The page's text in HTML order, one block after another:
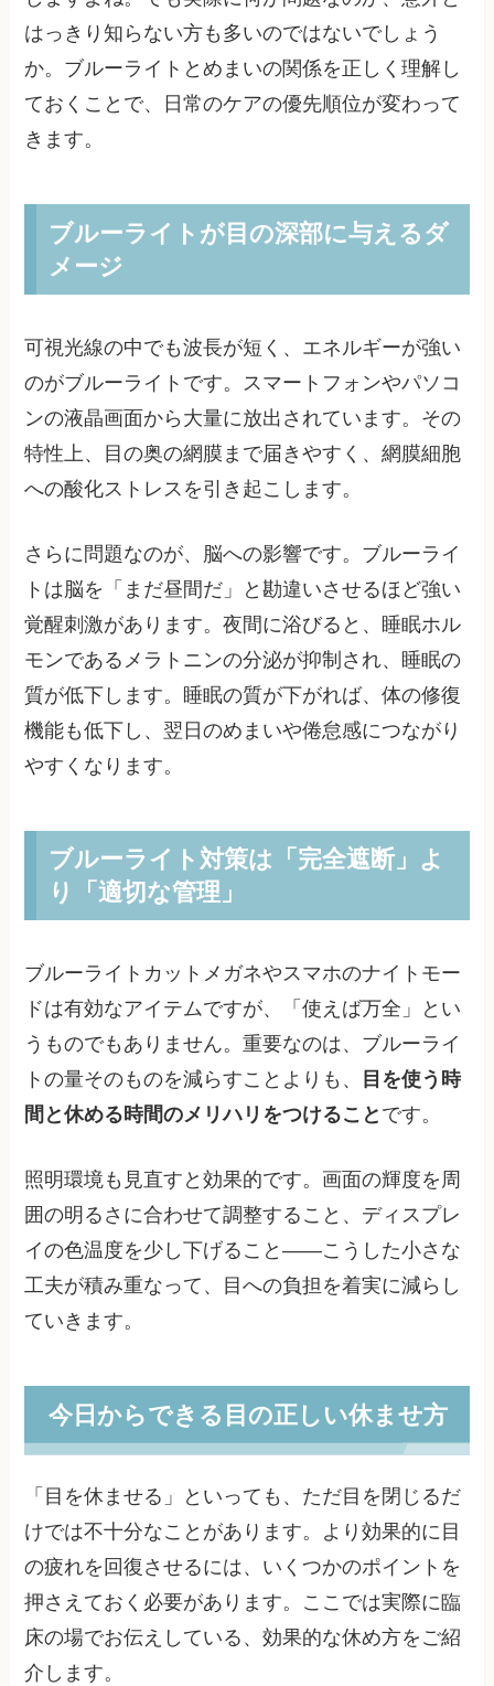
はっきり知らない方も多いのではないでしょう
か。ブルーライトとめまいの関係を正しく理解し
ておくことで、日常のケアの優先順位が変わって
きます。
ブルーライトが目の深部に与えるダ
メージ
可視光線の中でも波長が短く、エネルギーが強い
のがブルーライトです。スマートフォンやパソコ
ンの液晶画面から大量に放出されています。その
特性上、目の奥の網膜まで届きやすく、網膜細胞
への酸化ストレスを引き起こします。
さらに問題なのが、脳への影響です。ブルーライ
トは脳を「まだ昼間だ」と勘違いさせるほど強い
覚醒刺激があります。夜間に浴びると、睡眠ホル
モンであるメラトニンの分泌が抑制され、睡眠の
質が低下します。睡眠の質が下がれば、体の修復
機能も低下し、翌日のめまいや倦怠感につながり
やすくなります。
ブルーライト対策は「完全遮断」よ
り「適切な管理」
ブルーライトカットメガネやスマホのナイトモー
ドは有効なアイテムですが、「使えば万全」とい
うものでもありません。重要なのは、ブルーライ
トの量そのものを減らすことよりも、
目を使う時
間と休める時間のメリハリをつけること です。
照明環境も見直すと効果的です。画面の輝度を周
囲の明るさに合わせて調整すること、ディスプレ
イの色温度を少し下げること——こうした小さな
工夫が積み重なって、目への負担を着実に減らし
ていきます。
今日からできる目の正しい休ませ方
「目を休ませる」といっても、ただ目を閉じるだ
けでは不十分なことがあります。より効果的に目
の疲れを回復させるには、いくつかのポイントを
押さえておく必要があります。ここでは実際に臨
床の場でお伝えしている、効果的な休め方をご紹
介します。